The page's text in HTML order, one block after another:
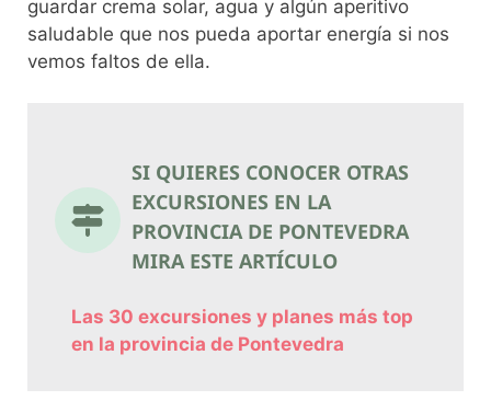
guardar crema solar, agua y algún aperitivo
saludable que nos pueda aportar energía si nos
vemos faltos de ella.
SI QUIERES CONOCER OTRAS
EXCURSIONES EN LA
PROVINCIA DE PONTEVEDRA
MIRA ESTE ARTÍCULO
Las 30 excursiones y planes más top
en la provincia de Pontevedra